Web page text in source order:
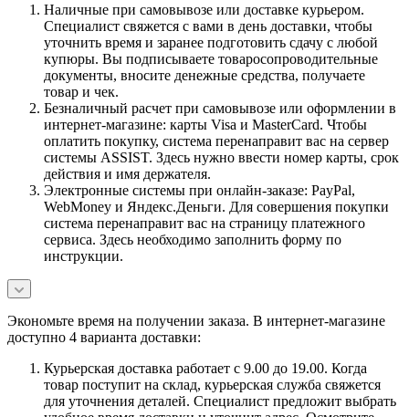
Наличные при самовывозе или доставке курьером.
Специалист свяжется с вами в день доставки, чтобы
уточнить время и заранее подготовить сдачу с любой
купюры. Вы подписываете товаросопроводительные
документы, вносите денежные средства, получаете
товар и чек.
Безналичный расчет при самовывозе или оформлении в
интернет-магазине: карты Visa и MasterCard. Чтобы
оплатить покупку, система перенаправит вас на сервер
системы ASSIST. Здесь нужно ввести номер карты, срок
действия и имя держателя.
Электронные системы при онлайн-заказе: PayPal,
WebMoney и Яндекс.Деньги. Для совершения покупки
система перенаправит вас на страницу платежного
сервиса. Здесь необходимо заполнить форму по
инструкции.
Экономьте время на получении заказа. В интернет-магазине
доступно 4 варианта доставки:
Курьерская доставка работает с 9.00 до 19.00. Когда
товар поступит на склад, курьерская служба свяжется
для уточнения деталей. Специалист предложит выбрать